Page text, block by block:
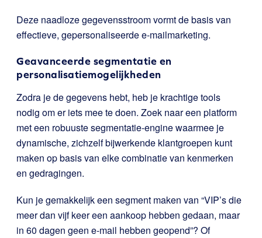
Deze naadloze gegevensstroom vormt de basis van
effectieve, gepersonaliseerde e-mailmarketing.
Geavanceerde segmentatie en
personalisatiemogelijkheden
Zodra je de gegevens hebt, heb je krachtige tools
nodig om er iets mee te doen. Zoek naar een platform
met een robuuste segmentatie-engine waarmee je
dynamische, zichzelf bijwerkende klantgroepen kunt
maken op basis van elke combinatie van kenmerken
en gedragingen.
Kun je gemakkelijk een segment maken van “VIP’s die
meer dan vijf keer een aankoop hebben gedaan, maar
in 60 dagen geen e-mail hebben geopend”? Of